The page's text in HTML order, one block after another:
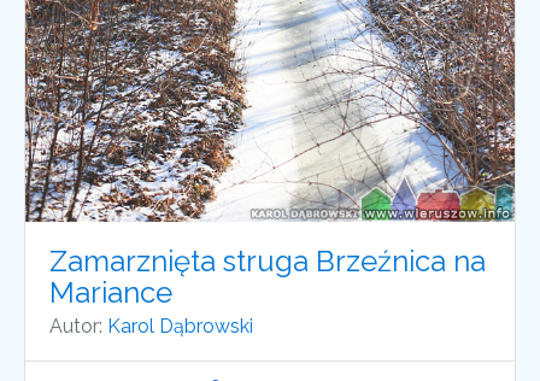
Zamarznięta struga Brzeźnica na
Mariance
Autor: Karol Dąbrowski